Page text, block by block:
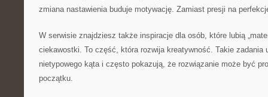
zmiana nastawienia buduje motywację. Zamiast presji na
W serwisie znajdziesz także inspiracje dla osób, które lubią
ciekawostki. To część, która rozwija kreatywność. Takie zadania
nietypowego kąta i często pokazują, że rozwiązanie może być
początku.